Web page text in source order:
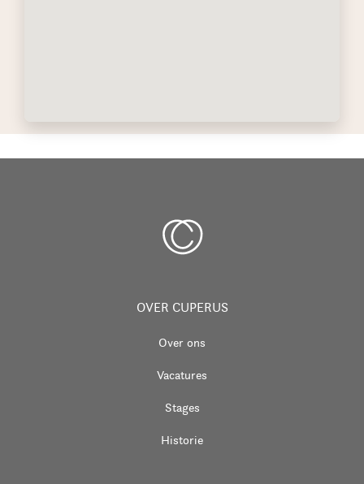
OVER CUPERUS
Over ons
Vacatures
Stages
Historie